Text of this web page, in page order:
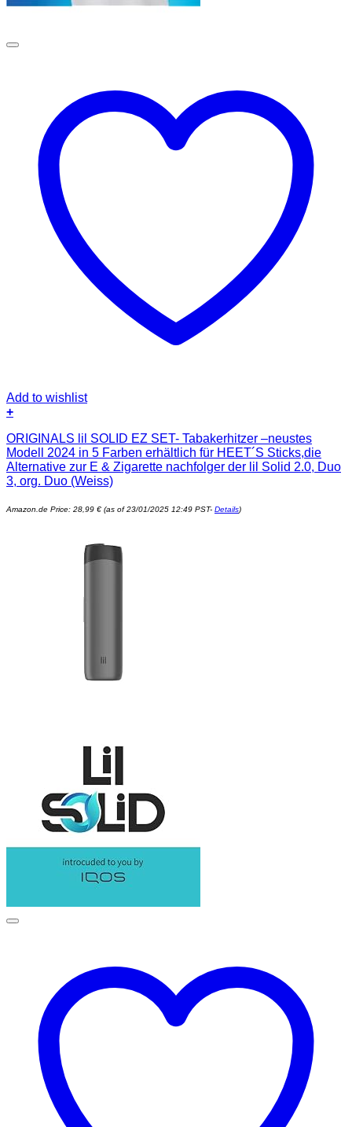
Add to wishlist
+
ORIGINALS lil SOLID EZ SET- Tabakerhitzer –neustes
Modell 2024 in 5 Farben erhältlich für HEET´S Sticks,die
Alternative zur E & Zigarette nachfolger der lil Solid 2.0, Duo
3, org. Duo (Weiss)
Amazon.de Price: 28,99 € (as of 23/01/2025 12:49 PST- Details)